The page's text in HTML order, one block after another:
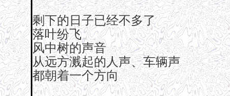
剩下的日子已经不多了
落叶纷飞
风中树的声音
从远方溅起的人声、车辆声
都朝着一个方向